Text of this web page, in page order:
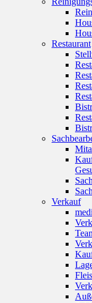
Restaurant
Verkauf